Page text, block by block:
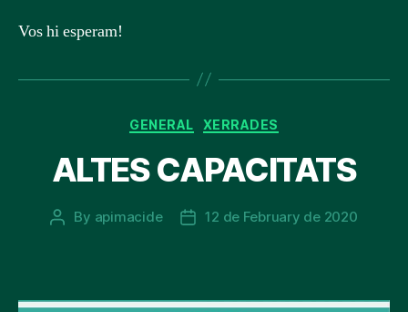
Vos hi esperam!
Categories
GENERAL XERRADES
ALTES CAPACITATS
Post
By apimacide
Post12 de February de 2020